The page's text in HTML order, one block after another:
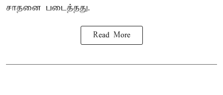
சாதனை படைத்தது.
Read More